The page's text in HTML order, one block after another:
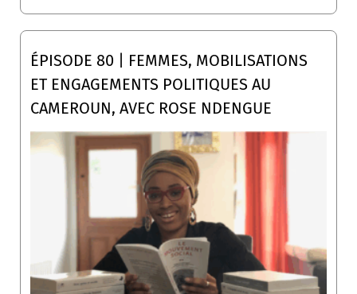
ÉPISODE 80 | FEMMES, MOBILISATIONS
ET ENGAGEMENTS POLITIQUES AU
CAMEROUN, AVEC ROSE NDENGUE